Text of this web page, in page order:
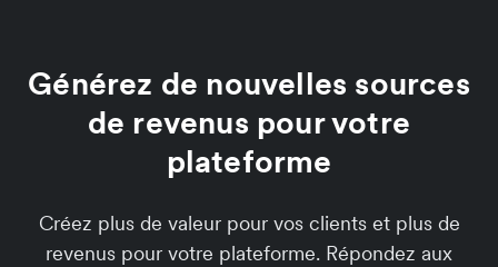
Générez de nouvelles sources
de revenus pour votre
plateforme
Créez plus de valeur pour vos clients et plus de
revenus pour votre plateforme. Répondez aux